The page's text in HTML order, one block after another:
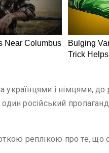
і німцями,
російський
реплікою про те,